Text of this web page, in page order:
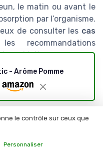
le matin ou avant le
par l’organisme.
de consulter les cas
recommandations
probiotique.
réussie
soit réussie, voici
:
crucial pour que les
- Arôme Pomme
le contrôle sur ceux que
Personnaliser